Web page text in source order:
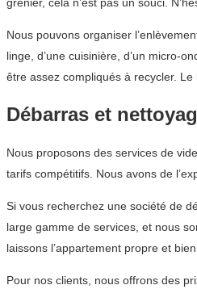
grenier, cela n’est pas un souci.
Nous pouvons organiser
linge, d’une cuisinière, d’un micro-
être assez compliqués à recycler.
Débarras et
Nous proposons des services de
tarifs compétitifs. Nous avons de
Si vous recherchez une société de
large gamme de services, et nous
laissons l’appartement propre et
Pour nos clients, nous offrons des